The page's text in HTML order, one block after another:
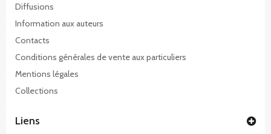
Diffusions
Information aux auteurs
Contacts
Conditions générales de vente aux particuliers
Mentions légales
Collections
Liens